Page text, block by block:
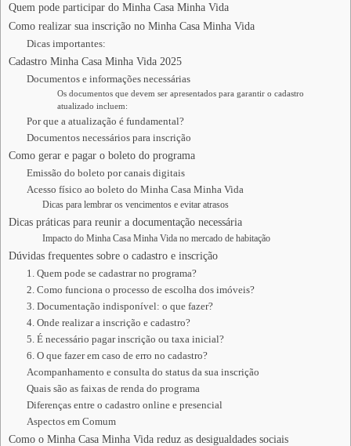
Quem pode participar do Minha Casa Minha Vida
Como realizar sua inscrição no Minha Casa Minha Vida
Dicas importantes:
Cadastro Minha Casa Minha Vida 2025
Documentos e informações necessárias
Os documentos que devem ser apresentados para garantir o cadastro
atualizado incluem:
Por que a atualização é fundamental?
Documentos necessários para inscrição
Como gerar e pagar o boleto do programa
Emissão do boleto por canais digitais
Acesso físico ao boleto do Minha Casa Minha Vida
Dicas para lembrar os vencimentos e evitar atrasos
Dicas práticas para reunir a documentação necessária
Impacto do Minha Casa Minha Vida no mercado de habitação
Dúvidas frequentes sobre o cadastro e inscrição
1. Quem pode se cadastrar no programa?
2. Como funciona o processo de escolha dos imóveis?
3. Documentação indisponível: o que fazer?
4. Onde realizar a inscrição e cadastro?
5. É necessário pagar inscrição ou taxa inicial?
6. O que fazer em caso de erro no cadastro?
Acompanhamento e consulta do status da sua inscrição
Quais são as faixas de renda do programa
Diferenças entre o cadastro online e presencial
Aspectos em Comum
Como o Minha Casa Minha Vida reduz as desigualdades sociais